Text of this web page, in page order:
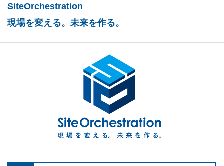
SiteOrchestration
現場を変える。未来を作る。